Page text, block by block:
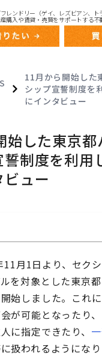
フレンドリー（ゲイ、レズビアン、ト
購入や賃貸・売買をサポートする不
11月から開始した
シップ宣誓制度を
にインタビュー
始した東京都
誓制度を利用
ュー
月1日より、セク
を対象とした東京
始しました。これ
が可能となったり
に指定できたり、
扱われるようになり